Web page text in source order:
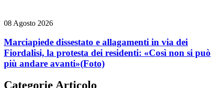
08 Agosto 2026
Marciapiede dissestato e allagamenti in via dei
Fiordalisi, la protesta dei residenti: «Così non si può
più andare avanti»(Foto)
Categorie Articolo